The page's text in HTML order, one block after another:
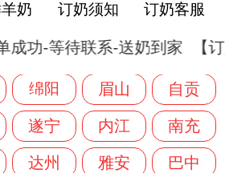
奶 订奶须知 订奶客服
成功-等待联系-送奶到家 【
绵阳 眉山 自贡
遂宁 内江 南充
达州 雅安 巴中